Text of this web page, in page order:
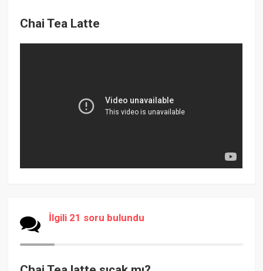
Chai Tea Latte
İlgili 21 soru bulundu